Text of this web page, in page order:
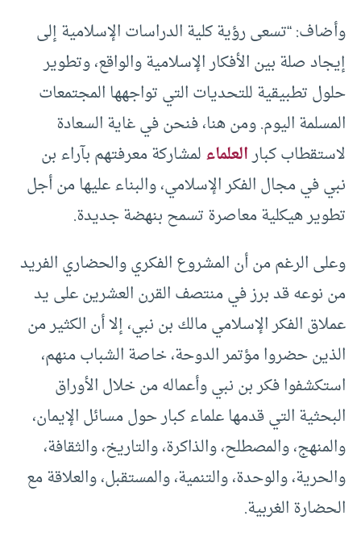
وأضاف: “تسعى رؤية كلية الدراسات الإسلامية إلى
إيجاد صلة بين الأفكار الإسلامية والواقع، وتطوير
حلول تطبيقية للتحديات التي تواجهها المجتمعات
المسلمة اليوم. ومن هنا، فنحن في غاية السعادة
لاستقطاب كبارالعلماءلمشاركة معرفتهم بآراء بن
نبي في مجال الفكر الإسلامي، والبناء عليها من أجل
تطوير هيكلية معاصرة تسمح بنهضة جديدة.
وعلى الرغم من أن المشروع الفكري والحضاري الفريد
من نوعه قد برز في منتصف القرن العشرين على يد
عملاق الفكر الإسلامي مالك بن نبي، إلا أن الكثير من
الذين حضروا مؤتمر الدوحة، خاصة الشباب منهم،
استكشفوا فكر بن نبي وأعماله من خلال الأوراق
البحثية التي قدمها علماء كبار حول مسائل الإيمان،
والمنهج، والمصطلح، والذاكرة، والتاريخ، والثقافة،
والحرية، والوحدة، والتنمية، والمستقبل، والعلاقة مع
الحضارة الغربية.